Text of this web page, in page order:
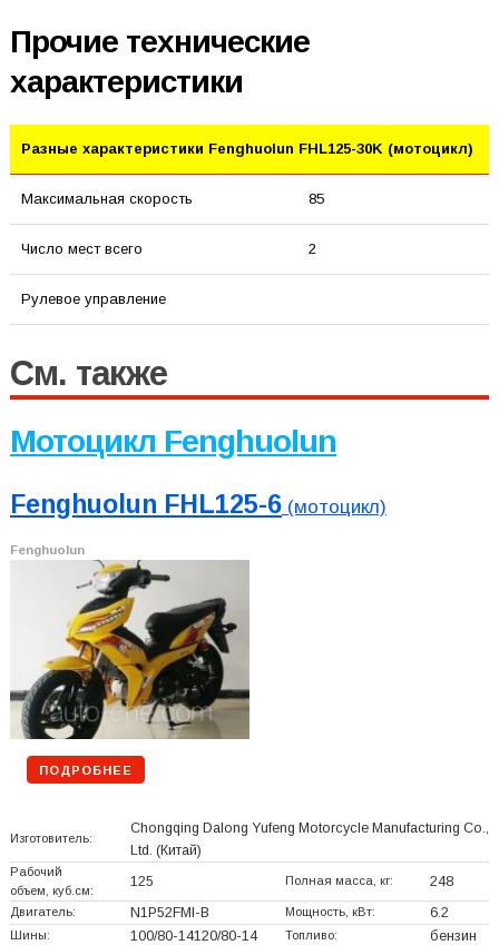
Прочие технические
характеристики
Разные характеристики Fenghuolun FHL125-30K (мотоцикл)
Максимальная скорость 85
Число мест всего 2
Рулевое управление
См. также
Мотоцикл Fenghuolun
Fenghuolun FHL125-6(мотоцикл)
Fenghuolun
ПОДРОБНЕЕ
Изготовитель:
Chongqing Dalong Yufeng Motorcycle Manufacturing Co.,
Ltd. (Китай)
Рабочий
объем, куб.см:
125 Полная масса, кг: 248
Двигатель: N1P52FMI-B Мощность, кВт: 6.2
Шины: 100/80-14120/80-14 Топливо: бензин